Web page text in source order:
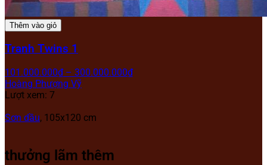
Thêm vào giỏ
Tranh Twins 1
101.000.000₫ – 300.000.000₫
Hoàng Phượng Vỹ
Lượt xem: 7
Sơn dầu, 105x120 cm
thưởng lãm thêm